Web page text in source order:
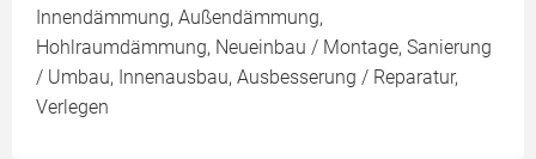
Innendämmung, Außendämmung,
Hohlraumdämmung, Neueinbau / Montage, Sanierung
/ Umbau, Innenausbau, Ausbesserung / Reparatur,
Verlegen